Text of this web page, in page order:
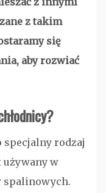
z takim
się
aby rozwiać
specjalny rodzaj
używany w
spalinowych.